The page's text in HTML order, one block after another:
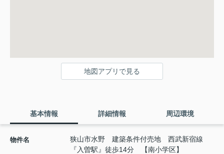
地図アプリで見る
基本情報 詳細情報 周辺環境
物件名
狭山市水野 建築条件付売地 西武新宿線
『入曽駅』徒歩14分 【南小学区】